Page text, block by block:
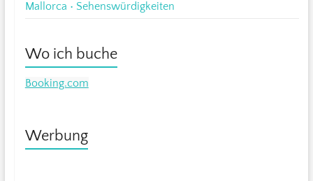
Mallorca • Sehenswürdigkeiten
Wo ich buche
Booking.com
Werbung